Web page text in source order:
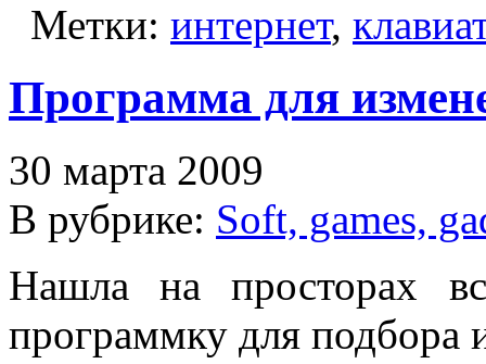
Метки: интернет,
Программа для
30 марта 2009
В рубрике: Soft, games,
Нашла на просторах
программку для подбора